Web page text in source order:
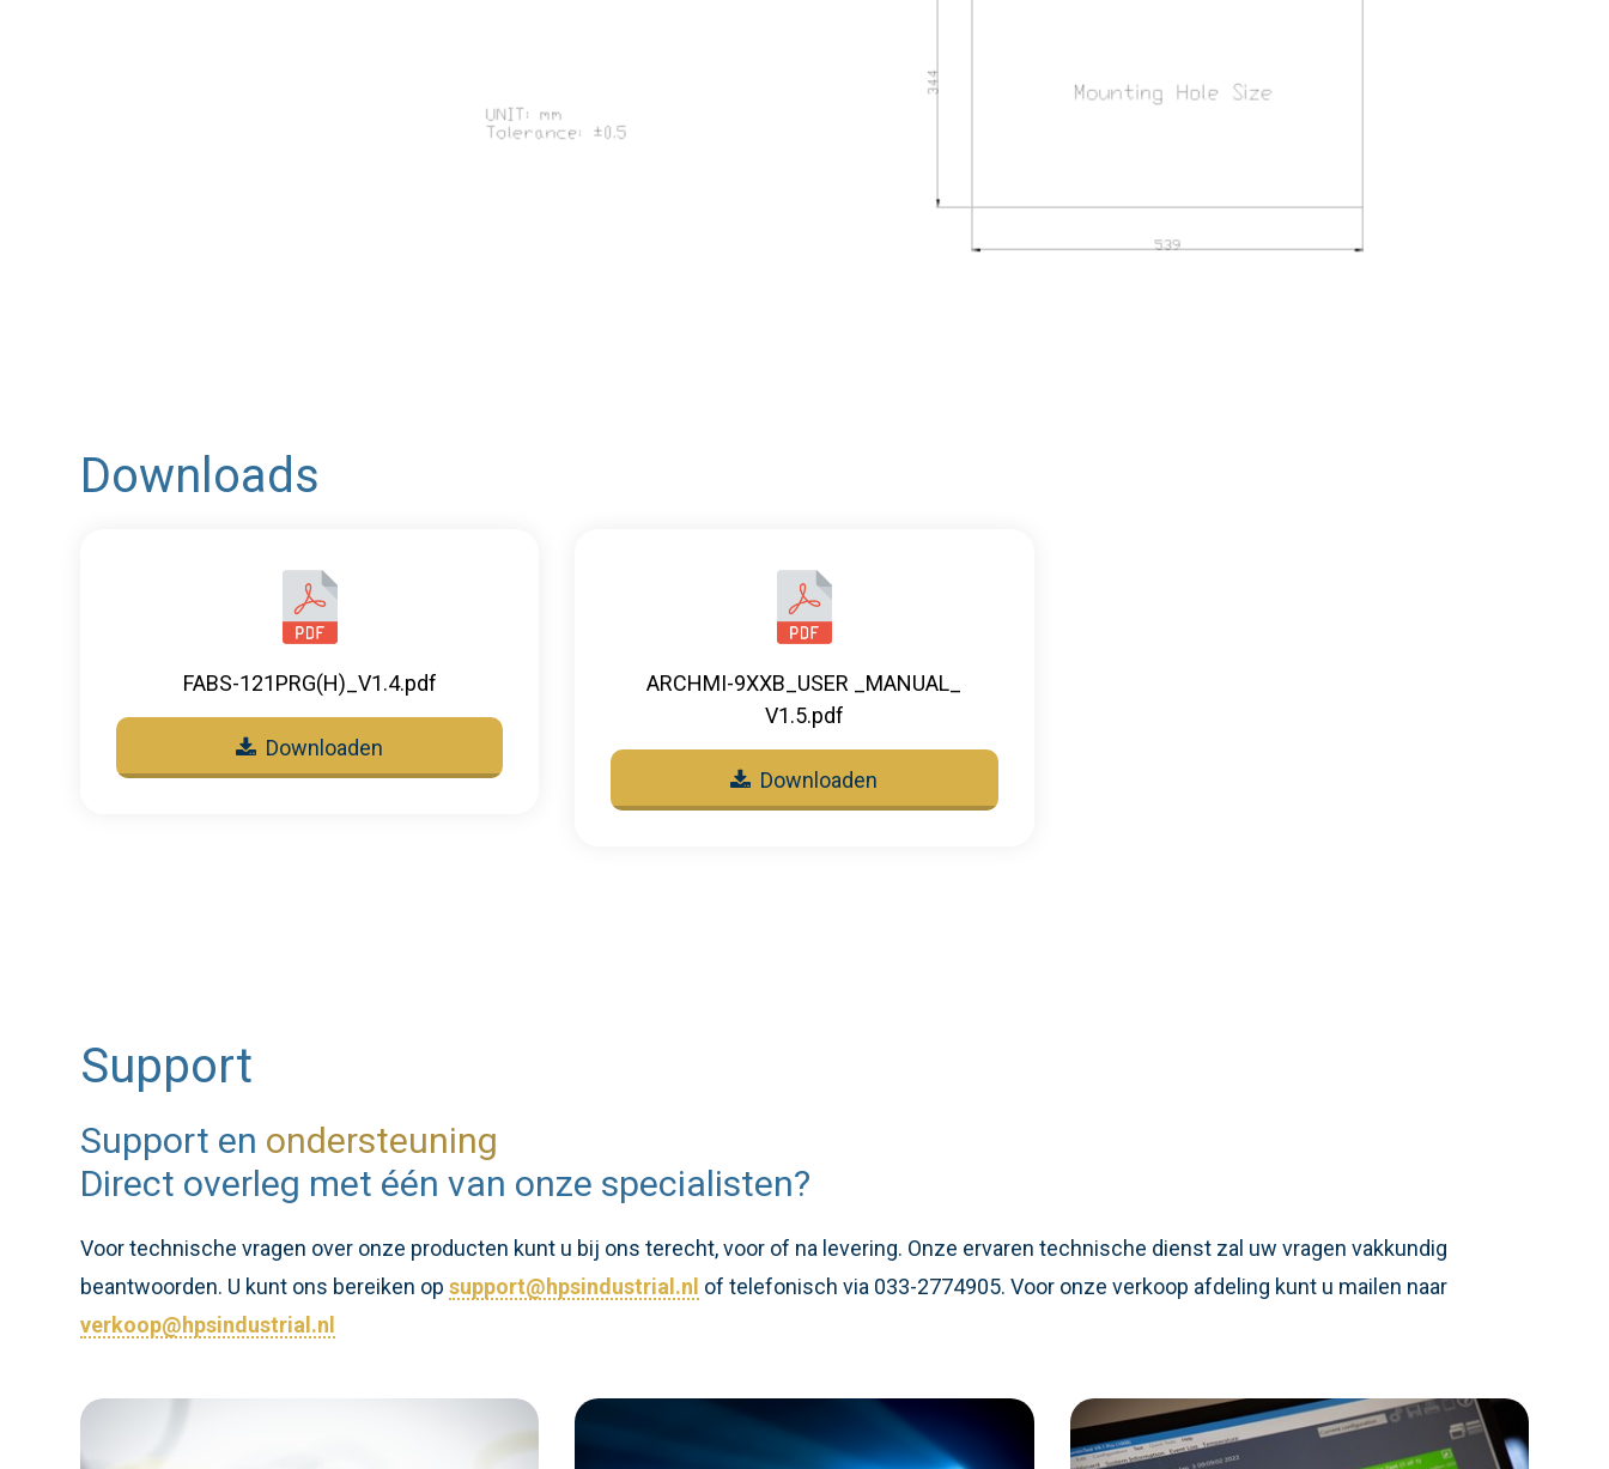
Downloads
FABS-121PRG(H)_V1.4.pdf
Downloaden
ARCHMI-9XXB_USER _MANUAL_
V1.5.pdf
Downloaden
Support
Support en ondersteuning
Direct overleg met één van onze specialisten?
Voor technische vragen over onze producten kunt u bij ons terecht, voor of na levering. Onze ervaren technische dienst zal uw vragen vakkundig
beantwoorden. U kunt ons bereiken op support@hpsindustrial.nl of telefonisch via 033-2774905. Voor onze verkoop afdeling kunt u mailen naar
verkoop@hpsindustrial.nl